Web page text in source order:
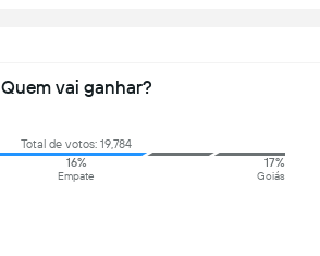
Quem vai ganhar?
Total de votos: 19,784
16%
Empate
17%
Goiás